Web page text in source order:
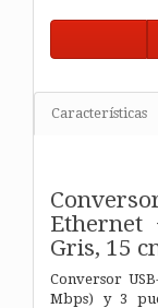
Características
Ethernet
Gris, 15
Conversor
Mbps) y 3